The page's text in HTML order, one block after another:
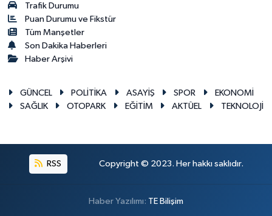
Trafik Durumu
Puan Durumu ve Fikstür
Tüm Manşetler
Son Dakika Haberleri
Haber Arşivi
GÜNCEL POLİTİKA ASAYİŞ SPOR
EKONOMİ
SAĞLIK
OTOPARK EĞİTİM AKTÜEL TEKNOLOJİ
RSS Copyright © 2023. Her hakkı saklıdır.
Haber Yazılımı: TE Bilişim